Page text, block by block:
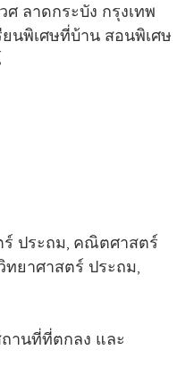
ลาดกระบัง กรุงเทพ
นพิเศษที่บ้าน สอนพิเศษ
ระถม, คณิตศาสตร์
ยาศาสตร์ ประถม,
านที่ที่ตกลง และ